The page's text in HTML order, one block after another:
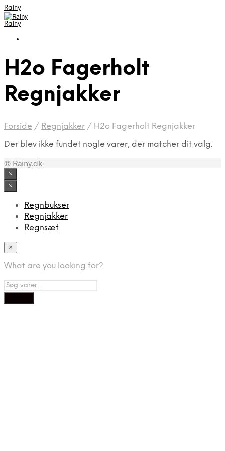
Rainy
Rainy
H2o Fagerholt
Regnjakker
Forside / Regnjakker / H2o Fagerholt Regnjakker
Der blev ikke fundet nogle varer, der matcher dit valg.
© Rainy.dk
×
×
Regnbukser
Regnjakker
Regnsæt
×
What are you looking for?